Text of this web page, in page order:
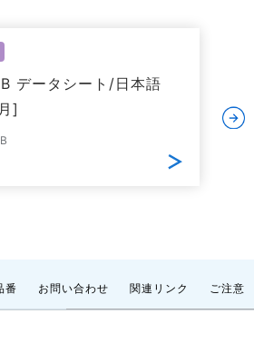
データシート/日本語
]
番 お問い合わせ 関連リンク ご注意